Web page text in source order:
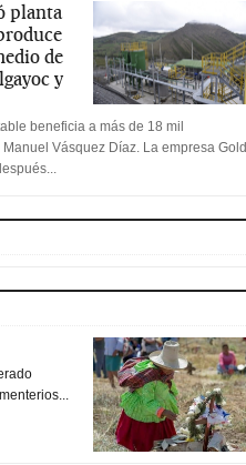
planta
de
y
beneficia a más de 18 mil
Vásquez Díaz. La empresa Gold